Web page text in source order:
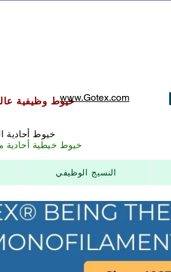
خيوط وظيفية
خيوط أحادية
خيوط خيطية أحادية
www.Gotex.com
النسيج الوظيفي